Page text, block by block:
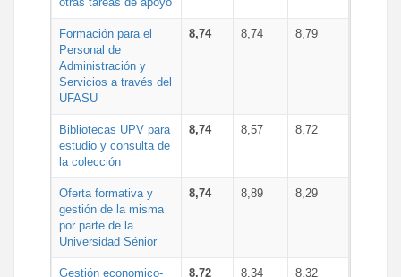
Formación para el
Personal de
Administración y
Servicios a través del
UFASU
8,74 8,74 8,79
Bibliotecas UPV para
estudio y consulta de
la colección
8,74 8,57 8,72
Oferta formativa y
gestión de la misma
por parte de la
Universidad Sénior
8,74 8,89 8,29
Gestión economico- 8,72 8,34 8,32